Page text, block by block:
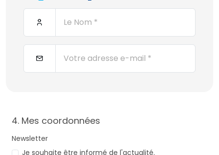
4. Mes coordonnées
Newsletter
Je souhaite être informé de l'actualité.